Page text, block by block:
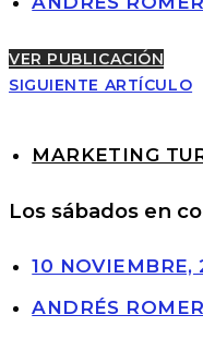
VER PUBLICACIÓN
SIGUIENTE ARTÍCULO
MARKETING
Los sábados en
10 NOVIEMBRE,
ANDRÉS